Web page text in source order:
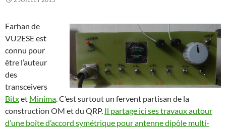
Farhan de
VU2ESE est
connu pour
être l’auteur
des
transceivers
Bitxet Minima . C’est surtout un fervent partisan de la
construction OM et du QRP. Il partage ici ses travaux autour
d’une boîte d’accord symétrique pour antenne dipôle multi-